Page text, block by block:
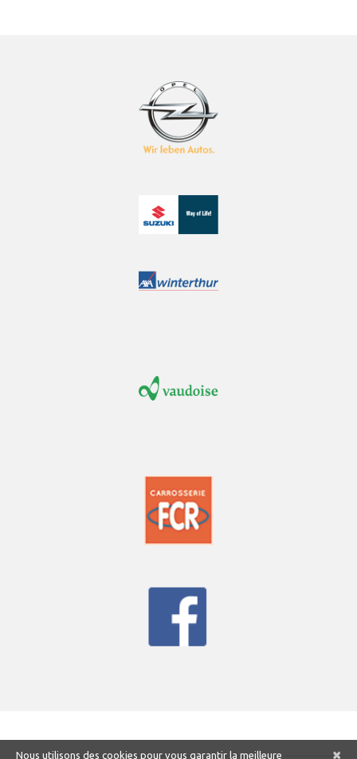
×
Nous utilisons des cookies pour vous garantir la meilleure